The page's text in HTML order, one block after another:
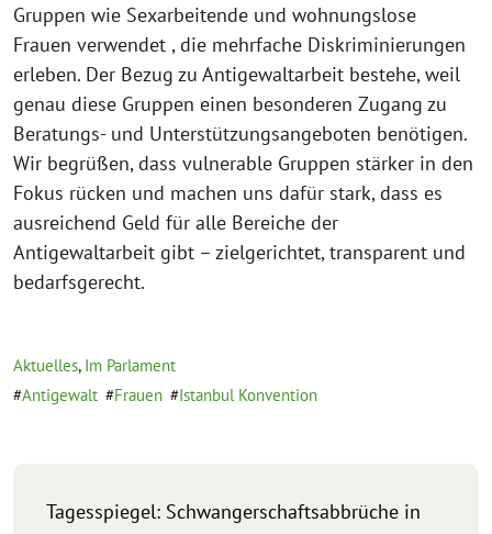
Gruppen wie Sexarbeitende und wohnungslose
Frauen verwendet , die mehrfache Diskriminierungen
erleben. Der Bezug zu Antigewaltarbeit bestehe, weil
genau diese Gruppen einen besonderen Zugang zu
Beratungs- und Unterstützungsangeboten benötigen.
Wir begrüßen, dass vulnerable Gruppen stärker in den
Fokus rücken und machen uns dafür stark, dass es
ausreichend Geld für alle Bereiche der
Antigewaltarbeit gibt – zielgerichtet, transparent und
bedarfsgerecht.
Aktuelles, Im Parlament
Antigewalt
Frauen Istanbul Konvention
Tagesspiegel: Schwangerschaftsabbrüche in